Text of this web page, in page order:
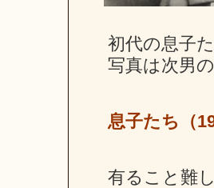
初代の息子
写真は次男
息子たち（
有ること難